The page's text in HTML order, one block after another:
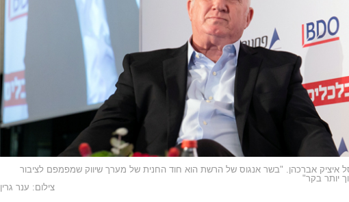
איציק אברכהן. "בשר אנגוס של הרשת הוא חוד החנית של מערך שיווק שמפמפם לציבור
יותר בקר"
צילום: ענר גרין